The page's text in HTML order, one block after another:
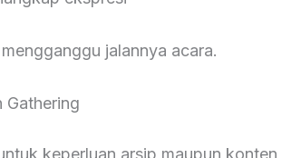
jalannya acara.
Gathering
keperluan arsip maupun konten